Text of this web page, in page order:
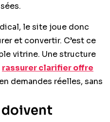
le site joue donc
et convertir. C’est ce
vitrine. Une structure
rassurer clarifier offre
demandes réelles, sans
doivent